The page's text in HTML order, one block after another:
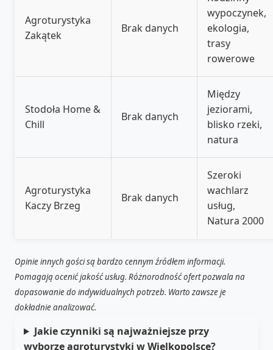
Agroturystyka
Zakątek
Brak danych
wypoczynek,
ekologia,
trasy
rowerowe
Stodoła Home &
Chill
Brak danych
Między
jeziorami,
blisko rzeki,
natura
Agroturystyka
Kaczy Brzeg
Brak danych
Szeroki
wachlarz
usług,
Natura 2000
Opinie innych gości są bardzo cennym źródłem informacji.
Pomagają ocenić jakość usług. Różnorodność ofert pozwala na
dopasowanie do indywidualnych potrzeb. Warto zawsze je
dokładnie analizować.
Jakie czynniki są najważniejsze przy
wyborze agroturystyki w Wielkopolsce?